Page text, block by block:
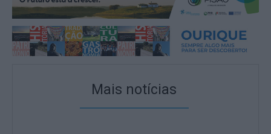
Mais notícias